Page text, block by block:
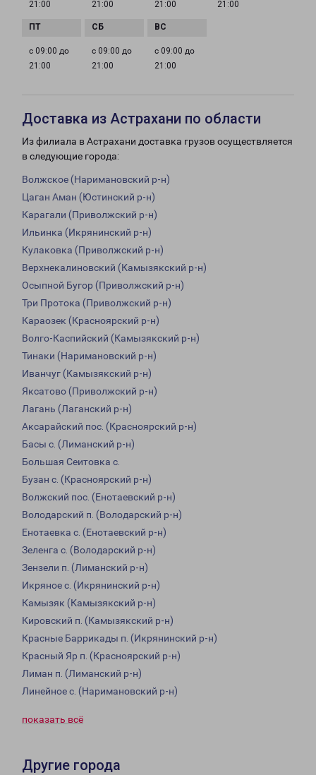
21:00
21:00
21:00
21:00
с 09:00 до
21:00
с 09:00 до
21:00
с 09:00 до
21:00
Доставка из Астрахани по области
Из филиала в Астрахани доставка грузов осуществляется
в следующие города:
Волжское (Наримановский р-н)
Цаган Аман (Юстинский р-н)
Карагали (Приволжский р-н)
Ильинка (Икрянинский р-н)
Кулаковка (Приволжский р-н)
Верхнекалиновский (Камызякский р-н)
Осыпной Бугор (Приволжский р-н)
Три Протока (Приволжский р-н)
Караозек (Красноярский р-н)
Волго-Каспийский (Камызякский р-н)
Тинаки (Наримановский р-н)
Иванчуг (Камызякский р-н)
Яксатово (Приволжский р-н)
Лагань (Лаганский р-н)
Аксарайский пос. (Красноярский р-н)
Басы с. (Лиманский р-н)
Большая Сеитовка с.
Бузан с. (Красноярский р-н)
Волжский пос. (Енотаевский р-н)
Володарский п. (Володарский р-н)
Енотаевка с. (Енотаевский р-н)
Зеленга с. (Володарский р-н)
Зензели п. (Лиманский р-н)
Икряное с. (Икрянинский р-н)
Камызяк (Камызякский р-н)
Кировский п. (Камызякский р-н)
Красные Баррикады п. (Икрянинский р-н)
Красный Яр п. (Красноярский р-н)
Лиман п. (Лиманский р-н)
Линейное с. (Наримановский р-н)
показать всё
Другие города